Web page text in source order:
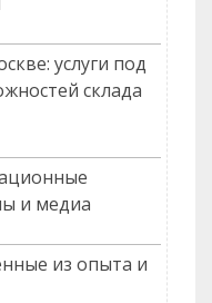
услуги под
склада
и медиа
из опыта и